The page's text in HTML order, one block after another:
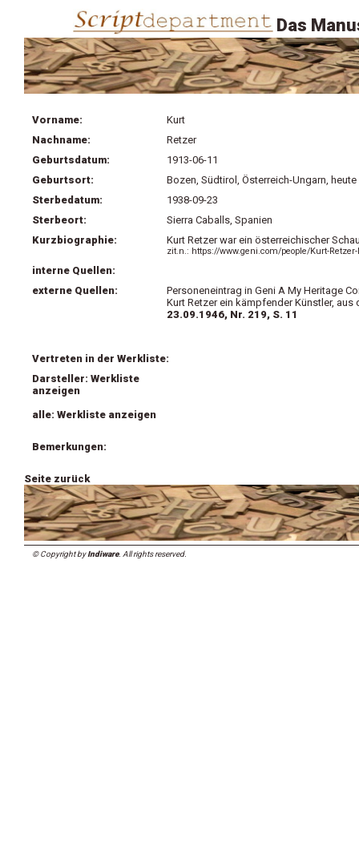
Das
Vorname:
Kurt
Nachname:
Retzer
Geburtsdatum:
1913-06-11
Geburtsort:
Bozen, Südtirol, Österreich-Ungarn, heute
Sterbedatum:
1938-09-23
Sterbeort:
Sierra Caballs, Spanien
Kurzbiographie:
Kurt Retzer war ein österreichischer
zit.n.: https://www.geni.com/people/Kurt-
interne Quellen:
externe Quellen:
Personeneintrag in Geni A My Heritage
Kurt Retzer ein kämpfender Künstler,
23.09.1946, Nr. 219, S. 11
Vertreten in der Werkliste:
Darsteller: Werkliste
anzeigen
alle: Werkliste anzeigen
Bemerkungen:
Seite zurück
© Copyright byIndiware. All rights reserved.